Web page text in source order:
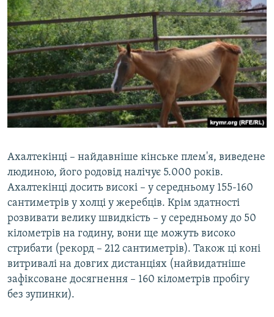
Ахалтекінці – найдавніше кінське плем'я, виведене
людиною, його родовід налічує 5.000 років.
Ахалтекінці досить високі – у середньому 155-160
сантиметрів у холці у жеребців. Крім здатності
розвивати велику швидкість – у середньому до 50
кілометрів на годину, вони ще можуть високо
стрибати (рекорд – 212 сантиметрів). Також ці коні
витривалі на довгих дистанціях (найвидатніше
зафіксоване досягнення – 160 кілометрів пробігу
без зупинки).